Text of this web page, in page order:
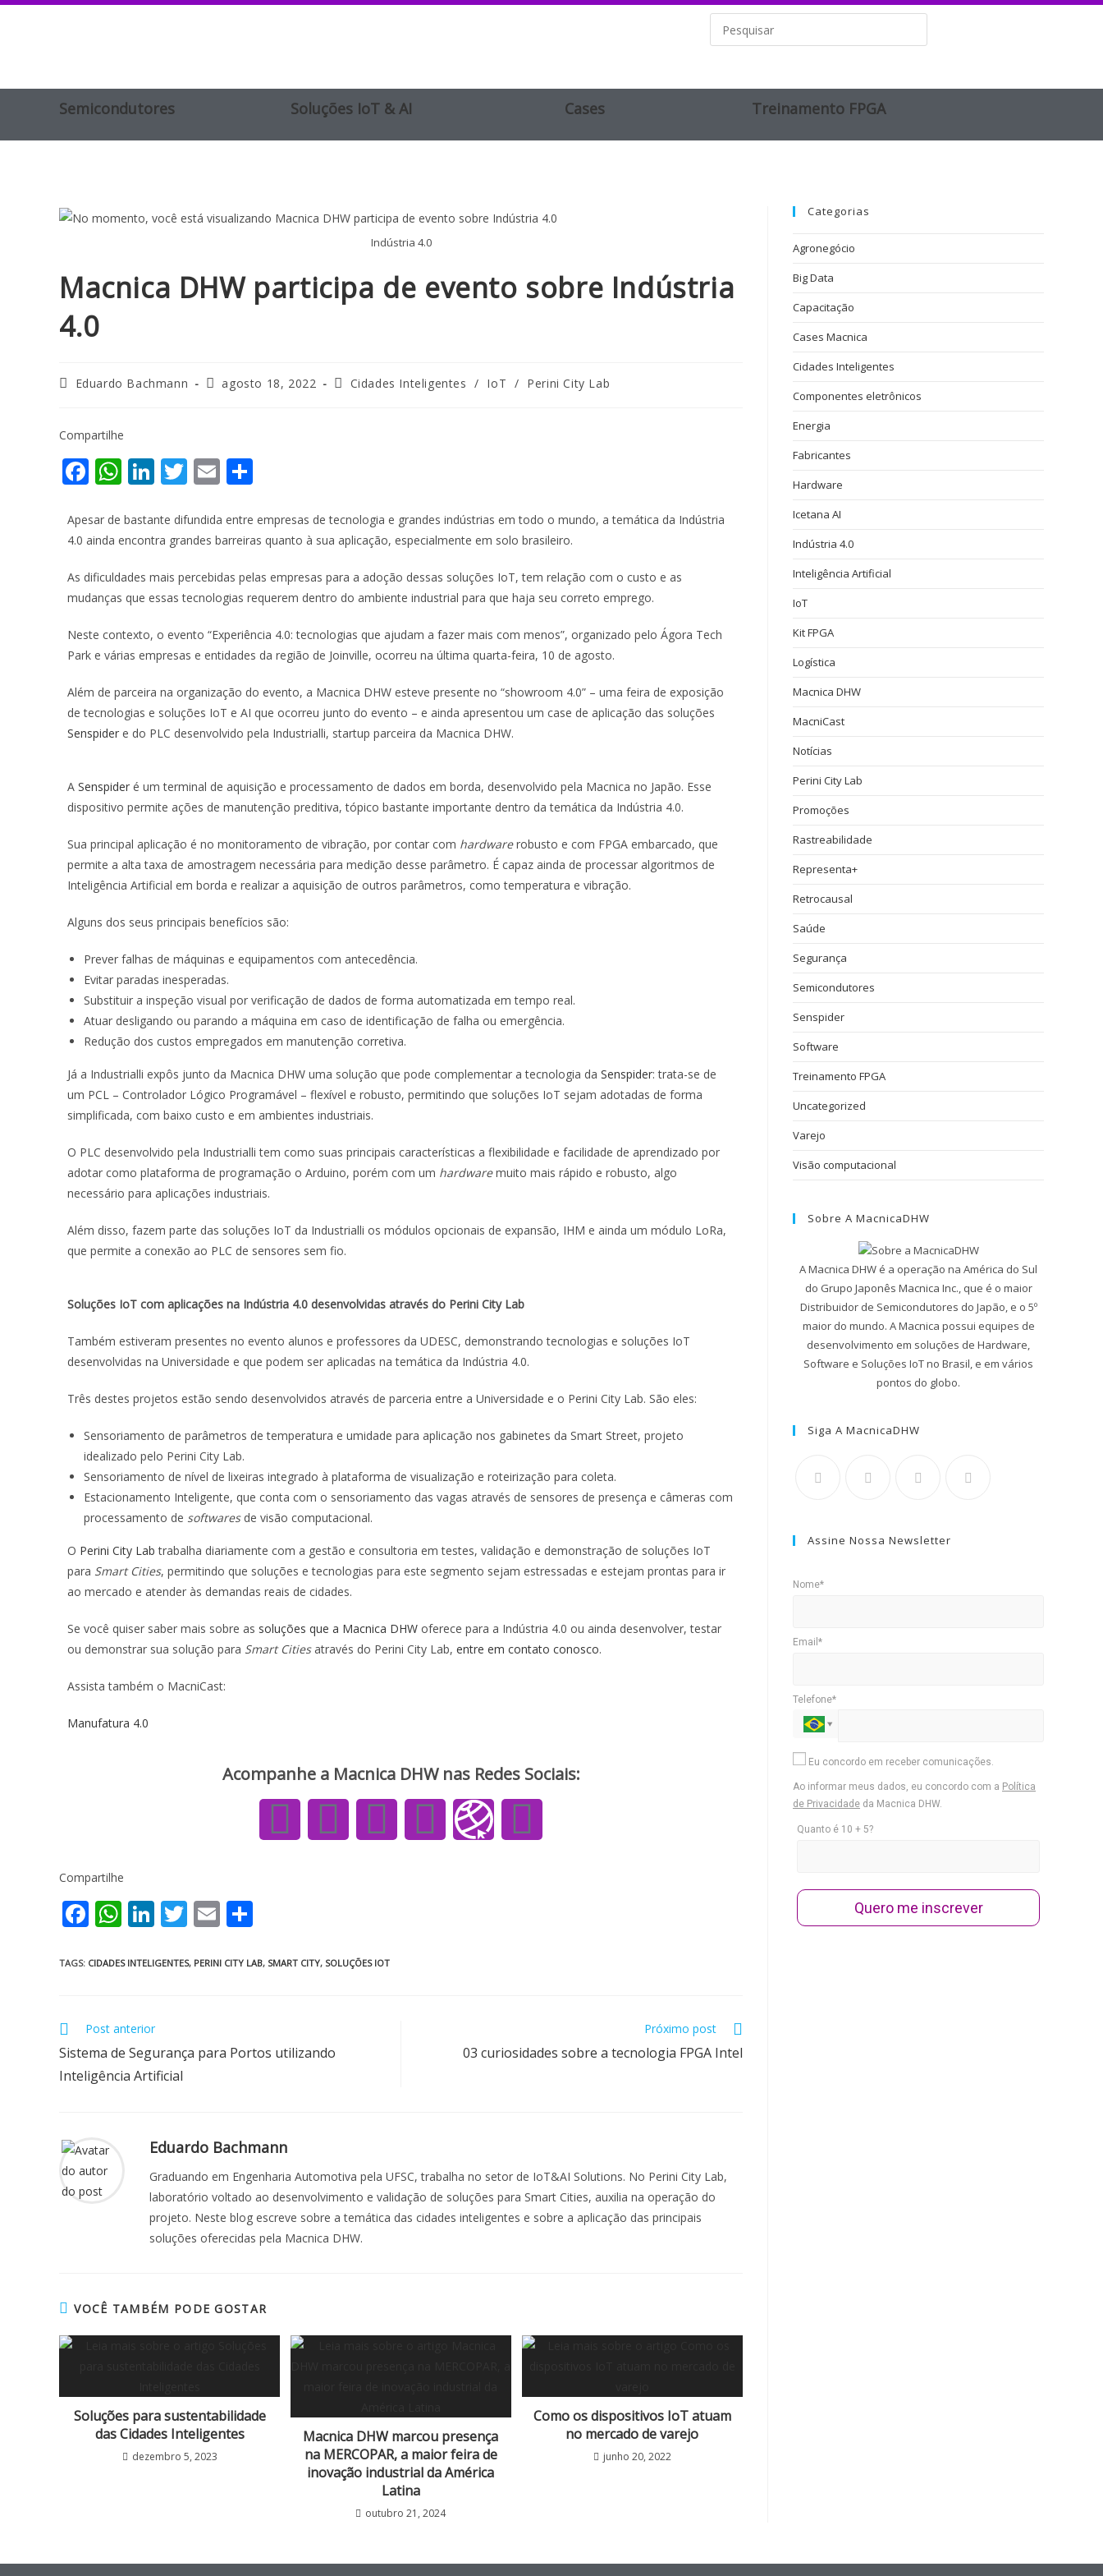
Semicondutores Soluções IoT & AI Cases Treinamento FPGA​
Indústria 4.0
Macnica DHW participa de evento sobre Indústria
4.0
Eduardo Bachmann agosto 18, 2022 Cidades Inteligentes / IoT / Perini City Lab
Compartilhe
F
e
b
o
o
k
W
at
s
A
p
p
Li
k
e
dI
n
T
itt
er
E
ai
l
ar
e
Apesar de bastante difundida entre empresas de tecnologia e grandes indústrias em todo o mundo, a temática da Indústria
4.0 ainda encontra grandes barreiras quanto à sua aplicação, especialmente em solo brasileiro.
As dificuldades mais percebidas pelas empresas para a adoção dessas soluções IoT, tem relação com o custo e as
mudanças que essas tecnologias requerem dentro do ambiente industrial para que haja seu correto emprego.
Neste contexto, o evento “Experiência 4.0: tecnologias que ajudam a fazer mais com menos”, organizado pelo Ágora Tech
Park e várias empresas e entidades da região de Joinville, ocorreu na última quarta-feira, 10 de agosto.
Além de parceira na organização do evento, a Macnica DHW esteve presente no “showroom 4.0” – uma feira de exposição
de tecnologias e soluções IoT e AI que ocorreu junto do evento – e ainda apresentou um case de aplicação das soluções
Senspider e do PLC desenvolvido pela Industrialli, startup parceira da Macnica DHW.
A Senspider é um terminal de aquisição e processamento de dados em borda, desenvolvido pela Macnica no Japão. Esse
dispositivo permite ações de manutenção preditiva, tópico bastante importante dentro da temática da Indústria 4.0.
Sua principal aplicação é no monitoramento de vibração, por contar com hardwarerobusto e com FPGA embarcado, que
permite a alta taxa de amostragem necessária para medição desse parâmetro. É capaz ainda de processar algoritmos de
Inteligência Artificial em borda e realizar a aquisição de outros parâmetros, como temperatura e vibração.
Alguns dos seus principais benefícios são:
Prever falhas de máquinas e equipamentos com antecedência.
Evitar paradas inesperadas.
Substituir a inspeção visual por verificação de dados de forma automatizada em tempo real.
Atuar desligando ou parando a máquina em caso de identificação de falha ou emergência.
Redução dos custos empregados em manutenção corretiva.
Já a Industrialli expôs junto da Macnica DHW uma solução que pode complementar a tecnologia da Senspider: trata-se de
um PCL – Controlador Lógico Programável – flexível e robusto, permitindo que soluções IoT sejam adotadas de forma
simplificada, com baixo custo e em ambientes industriais.
O PLC desenvolvido pela Industrialli tem como suas principais características a flexibilidade e facilidade de aprendizado por
adotar como plataforma de programação o Arduino, porém com um hardwaremuito mais rápido e robusto, algo
necessário para aplicações industriais.
Além disso, fazem parte das soluções IoT da Industrialli os módulos opcionais de expansão, IHM e ainda um módulo LoRa,
que permite a conexão ao PLC de sensores sem fio.
Soluções IoT com aplicações na Indústria 4.0 desenvolvidas através do Perini City Lab
Também estiveram presentes no evento alunos e professores da UDESC, demonstrando tecnologias e soluções IoT
desenvolvidas na Universidade e que podem ser aplicadas na temática da Indústria 4.0.
Três destes projetos estão sendo desenvolvidos através de parceria entre a Universidade e o Perini City Lab. São eles:
Sensoriamento de parâmetros de temperatura e umidade para aplicação nos gabinetes da Smart Street, projeto
idealizado pelo Perini City Lab.
Sensoriamento de nível de lixeiras integrado à plataforma de visualização e roteirização para coleta.
Estacionamento Inteligente, que conta com o sensoriamento das vagas através de sensores de presença e câmeras com
processamento de softwaresde visão computacional.
O Perini City Lab trabalha diariamente com a gestão e consultoria em testes, validação e demonstração de soluções IoT
para Smart Cities, permitindo que soluções e tecnologias para este segmento sejam estressadas e estejam prontas para ir
ao mercado e atender às demandas reais de cidades.
Se você quiser saber mais sobre as soluções que a Macnica DHW oferece para a Indústria 4.0 ou ainda desenvolver, testar
ou demonstrar sua solução para Smart Citiesatravés do Perini City Lab, entre em contato conosco.
Assista também o MacniCast:
Manufatura 4.0
Acompanhe a Macnica DHW nas Redes Sociais:​​​
Compartilhe
F
e
o
o
k
W
at
A
p
p
Li
k
dI
n
T
itt
E
ai ar
TAGS: CIDADES INTELIGENTES, PERINI CITY LAB, SMART CITY, SOLUÇÕES IOT
Post anterior
Sistema de Segurança para Portos utilizando
Inteligência Artificial
Próximo post
03 curiosidades sobre a tecnologia FPGA Intel
Eduardo Bachmann
Graduando em Engenharia Automotiva pela UFSC, trabalha no setor de IoT&AI Solutions. No Perini City Lab,
laboratório voltado ao desenvolvimento e validação de soluções para Smart Cities, auxilia na operação do
projeto. Neste blog escreve sobre a temática das cidades inteligentes e sobre a aplicação das principais
soluções oferecidas pela Macnica DHW.
VOCÊ TAMBÉM PODE GOSTAR
Soluções para sustentabilidade
das Cidades Inteligentes
dezembro 5, 2023
Macnica DHW marcou presença
na MERCOPAR, a maior feira de
inovação industrial da América
Latina
outubro 21, 2024
Como os dispositivos IoT atuam
no mercado de varejo
junho 20, 2022
Categorias
Agronegócio
Big Data
Capacitação
Cases Macnica
Cidades Inteligentes
Componentes eletrônicos
Energia
Fabricantes
Hardware
Icetana AI
Indústria 4.0
Inteligência Artificial
IoT
Kit FPGA
Logística
Macnica DHW
MacniCast
Notícias
Perini City Lab
Promoções
Rastreabilidade
Representa+
Retrocausal
Saúde
Segurança
Semicondutores
Senspider
Software
Treinamento FPGA
Uncategorized
Varejo
Visão computacional
Sobre A MacnicaDHW
A Macnica DHW é a operação na América do Sul
do Grupo Japonês Macnica Inc., que é o maior
Distribuidor de Semicondutores do Japão, e o 5º
maior do mundo. A Macnica possui equipes de
desenvolvimento em soluções de Hardware,
Software e Soluções IoT no Brasil, e em vários
pontos do globo.
Siga A MacnicaDHW
Assine Nossa Newsletter
Nome*
Email*
Telefone*
Eu concordo em receber comunicações.
Ao informar meus dados, eu concordo com a Política
de Privacidade da Macnica DHW.
Quanto é 10 + 5?
Quero me inscrever